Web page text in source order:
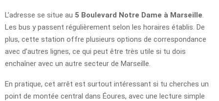
L’adresse se situe au 5 Boulevard Notre Dame à Marseille
Les bus y passent régulièrement selon les horaires établis. De
plus, cette station offre plusieurs options de correspondance
avec d’autres lignes, ce qui peut être très utile si tu dois
enchaîner avec un autre secteur de Marseille.
En pratique, cet arrêt est surtout intéressant si tu cherches un
point de montée central dans Éoures, avec une lecture simple